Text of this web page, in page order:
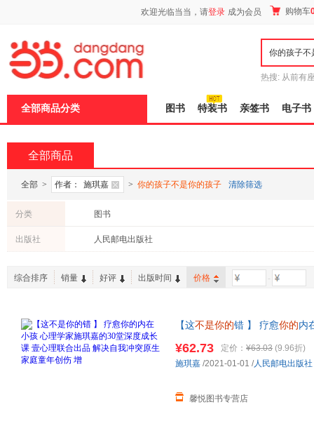
欢迎光临当当，请登录 成为会员 购物车
热搜: 从前有
全部商品分类 图书 特装书 亲签书 电子书
全部商品
全部 > 作者： 施琪嘉 > 你的孩子不是你的孩子 清除筛选
分类 图书
出版社 人民邮电出版社
综合排序 销量 好评 出版时间 价格 -
【这不是你的错 】 疗愈你的内
当当客服
¥62.73 定价： ¥63.03 (9.96折)
馨悦图书专营店
施琪嘉 /2021-01-01 /人民邮电出版社
页
加